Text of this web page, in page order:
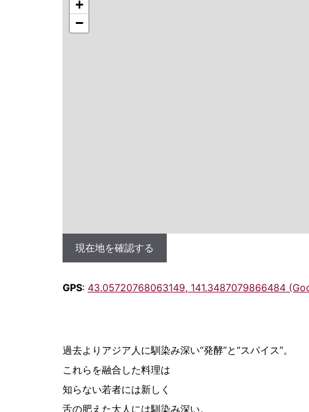
+
−
現在地を確認する
GPS: 43.05720768063149, 141.3487079866484
過去よりアジア人に馴染み深い“発酵”と“スパイス”。
これらを融合した料理は
知らない若者には新しく
舌の肥えた大人には馴染み深い。